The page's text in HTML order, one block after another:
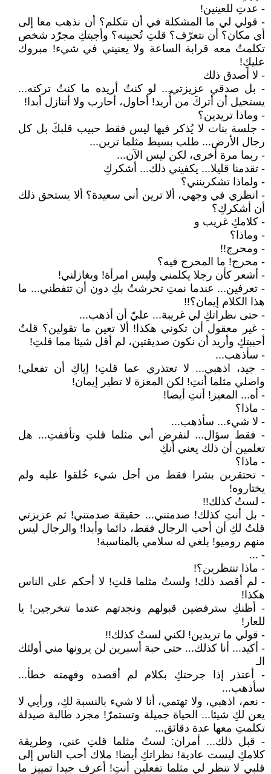
- عدتِ للعينين!
- قولي لي ما المشكلة في أن نتكلم؟ أن نذهب معا إلى
أي مكان؟ أن نتعرّف؟ قلتِ تُحبينه؟ وأجبتكِ مجرّد شخص
تكلمتُ معه قرابة الساعة ولا يعنيني في شيء! مبروك
عليكِ!
- لا أصدق ذلك
- بل صدقي عزيزتي... لو كنتُ أريده ما كنتُ تركته...
يستحيل أن أتركَ من أُريد! أحاول، أحارب ولا أتنازل أبدا!
- وماذا تريدين؟
- جلسة بنات لا يُذكر فيها ليس فقط حبيب قلبكَ بل كل
رجال الأرض... طلب بسيط مثلما ترين...
- ربما مرة أخرى، لكن ليس الآن...
- تقدمنا قليلا... يكفيني ذلك... أشكركِ
- ولماذا تشكرينني؟
- انظري في وجهي، ألا ترين أني سعيدة؟ ألا يستحق ذلك
أن أشكركِ؟
- كلامكِ غريب و
- وماذا؟
- ومحرج!!
- محرج! ما المحرج فيه؟
- أشعر كأن رجلا يكلمني وليس امرأة! ويغازلني!
- تعرفين... عندما نمتِ تحرشتُ بكِ دون أن تتفطني... ما
هذا الكلام إيمان؟!!
- حتى نظراتكِ لي غريبة... عليّ أن أذهب...
- غير معقول أن تكوني هكذا! ألا تعين ما تقولين؟ قلتُ
أحببتكِ وأريد أن نكون صديقتين، لم أقل شيئا مما قلتِ!
- سأذهب...
- جيد، اذهبي... لا تعتذري عما قلتِ! إياكِ أن تفعلي!
واصلي مثلما أنتِ! لكن المعزة لا تطير إيمان!
- أه... المعيز! أنتِ أيضا!
- ماذا؟
- لا شيء... سأذهب...
- فقط سؤال... لنفرض أني مثلما قلتِ وتأففتِ... هل
تعلمين أن ذلك يعني أنكِ
- ماذا؟
- تحتقرين بشرا فقط من أجل شيء خُلقوا عليه ولم
يختاروه!
- لستُ كذلك!!
- بل أنتِ كذلك! صدمتني... حقيقة صدمتني! ثم عزيزتي
قلتُ لكِ أن أحب الرجال فقط، دائما وأبدا! والرجال ليس
منهم روميو! بلغي له سلامي بالمناسبة!
- ...
- ماذا تنتظرين؟!
- لم أقصد ذلك! ولستُ مثلما قلتِ! لا أحكم على الناس
هكذا!
- أظنكِ سترفضين قبولهم ونجدتهم عندما تتخرجين! يا
للعار!
- قولي ما تريدين! لكني لستُ كذلك!!
- أكيد... أنا كذلك... حتى حبة أسبرين لن يرونها مني أولئك
الـ
- أعتذر إذا جرحتكِ بكلام لم أقصده وفهمته خطأ...
سأذهب...
- نعم، اذهبي، ولا تهتمي، أنا لا شيء بالنسبة لكِ، ورأيي لا
يعن لكِ شيئا... الحياة جميلة وتستمرّ! مجرد طالبة صيدلة
تكلمتِ معها عدة دقائق...
- قبل ذلك... أمران: لستُ مثلما قلتِ عني، وطريقة
كلامكِ ليست عادية! نظراتكِ أيضا! ملاك أحب الناس إلى
قلبي لا تنظر لي مثلما تفعلين أنتِ! أعرف جيدا تمييز ما